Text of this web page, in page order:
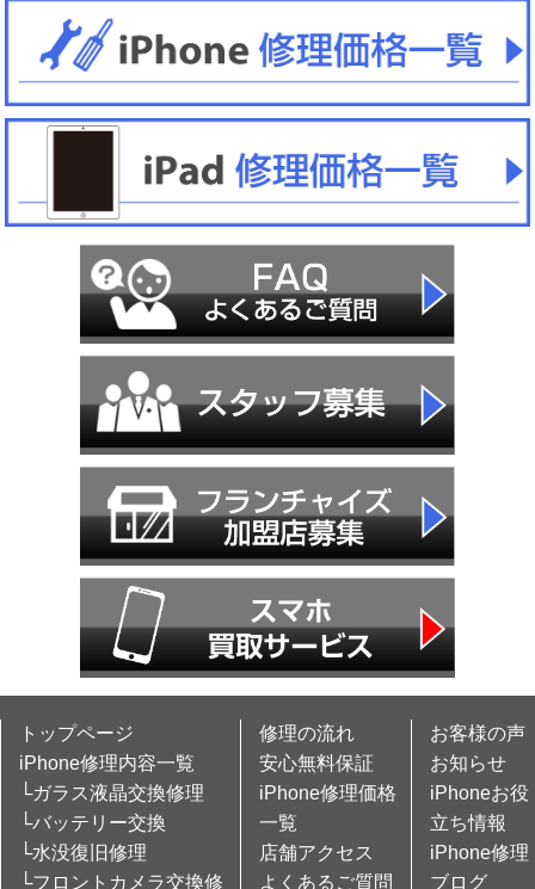
トップページ
iPhone修理内容一覧
└ガラス液晶交換修理
└バッテリー交換
└水没復旧修理
└フロントカメラ交換修
修理の流れ
安心無料保証
iPhone修理価格
一覧
店舗アクセス
よくあるご質問
お客様の声
お知らせ
iPhoneお役
立ち情報
iPhone修理
ブログ